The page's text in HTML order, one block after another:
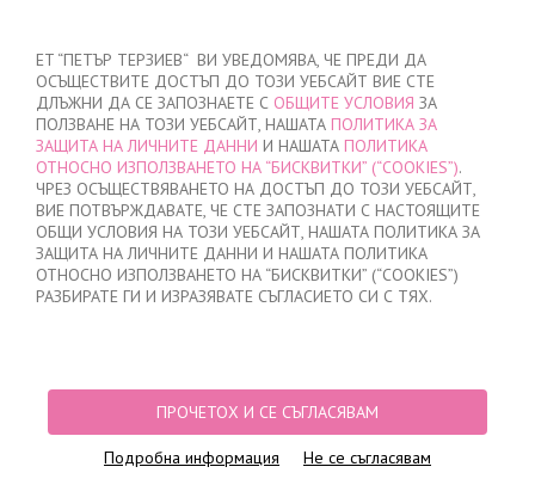
ET “ПЕТЪР ТЕРЗИЕВ“ ВИ УВЕДОМЯВА, ЧЕ ПРЕДИ ДА
ОСЪЩЕСТВИТЕ ДОСТЪП ДО ТОЗИ УЕБСАЙТ ВИЕ СТЕ
ДЛЪЖНИ ДА СЕ ЗАПОЗНАЕТЕ С ОБЩИТЕ УСЛОВИЯ ЗА
ПОЛЗВАНЕ НА ТОЗИ УЕБСАЙТ, НАШАТА ПОЛИТИКА ЗА
ЗАЩИТА НА ЛИЧНИТЕ ДАННИ И НАШАТА ПОЛИТИКА
ОТНОСНО ИЗПОЛЗВАНЕТО НА “БИСКВИТКИ” (“COOKIES”).
ЧРЕЗ ОСЪЩЕСТВЯВАНЕТО НА ДОСТЪП ДО ТОЗИ УЕБСАЙТ,
ВИЕ ПОТВЪРЖДАВАТЕ, ЧЕ СТЕ ЗАПОЗНАТИ С НАСТОЯЩИТЕ
ОБЩИ УСЛОВИЯ НА ТОЗИ УЕБСАЙТ, НАШАТА ПОЛИТИКА ЗА
ЗАЩИТА НА ЛИЧНИТЕ ДАННИ И НАШАТА ПОЛИТИКА
ОТНОСНО ИЗПОЛЗВАНЕТО НА “БИСКВИТКИ” (“COOKIES”)
РАЗБИРАТЕ ГИ И ИЗРАЗЯВАТЕ СЪГЛАСИЕТО СИ С ТЯХ.
ПРОЧЕТОХ И СЕ СЪГЛАСЯВАМ
Подробна информация Не се съгласявам
МОЯТА ПОРЪЧКА
няма добавени продукти
НАЧАЛО / ДАМСКО / БЕЛЬО / БИКИНИ
БИКИНИ
Най-нови